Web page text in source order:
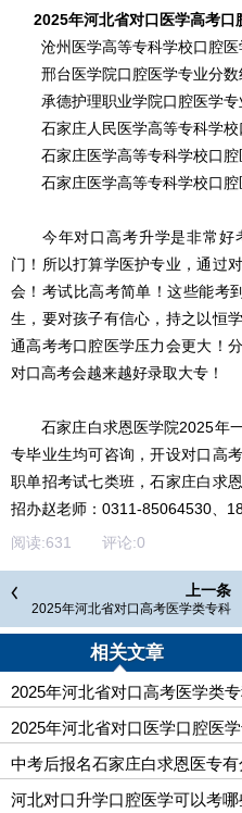
2025年河北省对口医学高考口
沧州医学高等专科学校口腔医
邢台医学院口腔医学专业分数
承德护理职业学院口腔医学专
石家庄人民医学高等专科学校
石家庄医学高等专科学校口腔
石家庄医学高等专科学校口腔
今年对口高考升学是非常好
门！所以打算学医护专业，通过
会！考试比高考简单！这些能考
生，要对孩子有信心，持之以恒
通高考考口腔医学压力会更大！
对口高考会越来越好录取大专！
石家庄白求恩医学院2025年一
专毕业生均可咨询，开设对口高
职单招考试七类班，石家庄白求
招办赵老师：0311-85064530、
阅读:631 评论:0
上一条
2025年河北省对口高考医学类专科
批最低投档分数线
相关文章
2025年河北省对口高考医学类
2025年河北省对口医学口腔医
中考后报名石家庄白求恩医专
河北对口升学口腔医学可以考哪